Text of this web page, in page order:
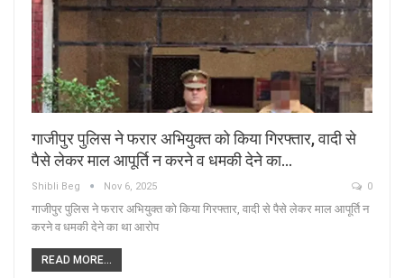
गाजीपुर पुलिस ने फरार अभियुक्त को किया गिरफ्तार, वादी से
पैसे लेकर माल आपूर्ति न करने व धमकी देने का…
Shibli Beg Nov 6, 2025 0
गाजीपुर पुलिस ने फरार अभियुक्त को किया गिरफ्तार, वादी से पैसे लेकर माल आपूर्ति न
करने व धमकी देने का था आरोप
READ MORE...